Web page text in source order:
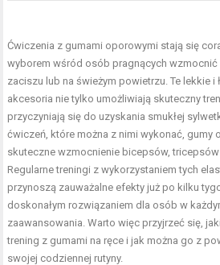
Ćwiczenia z gumami oporowymi stają się
wyborem wśród osób pragnących
zaciszu lub na świeżym powietrzu. Te lekkie i
akcesoria nie tylko umożliwiają skuteczny
przyczyniają się do uzyskania smukłej
ćwiczeń, które można z nimi wykonać, gumy
skuteczne wzmocnienie bicepsów,
Regularne treningi z wykorzystaniem tych
przynoszą zauważalne efekty już po kilku
doskonałym rozwiązaniem dla osób w
zaawansowania. Warto więc przyjrzeć się,
trening z gumami na ręce i jak można go z
swojej codziennej rutyny.